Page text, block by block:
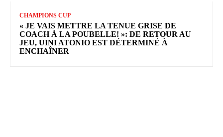
CHAMPIONS CUP
« JE VAIS METTRE LA TENUE GRISE DE
COACH À LA POUBELLE! »: DE RETOUR AU
JEU, UINI ATONIO EST DÉTERMINÉ À
ENCHAÎNER